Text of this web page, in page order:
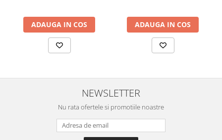
ADAUGA IN COS ADAUGA IN COS
NEWSLETTER
Nu rata ofertele si promotiile noastre